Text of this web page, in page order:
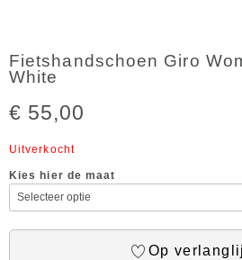
Fietshandschoen Giro
White
€ 55,00
Uitverkocht
Kies hier de maat
Op